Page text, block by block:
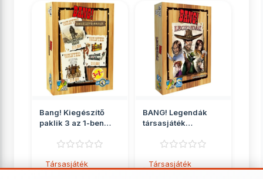
Bang! Kiegészítő
paklik 3 az 1-ben
Társasjáték
BANG! Legendák
társasjáték
Társasjáték